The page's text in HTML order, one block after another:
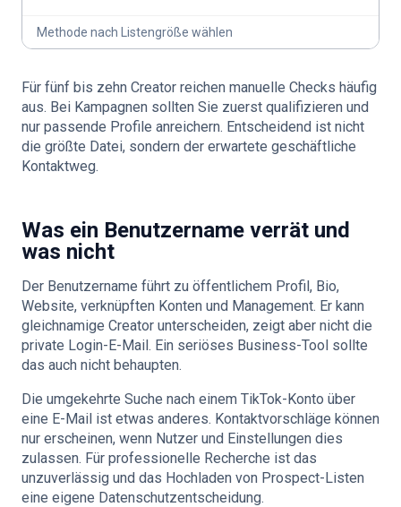
Methode nach Listengröße wählen
Für fünf bis zehn Creator reichen manuelle Checks häufig
aus. Bei Kampagnen sollten Sie zuerst qualifizieren und
nur passende Profile anreichern. Entscheidend ist nicht
die größte Datei, sondern der erwartete geschäftliche
Kontaktweg.
Was ein Benutzername verrät und
was nicht
Der Benutzername führt zu öffentlichem Profil, Bio,
Website, verknüpften Konten und Management. Er kann
gleichnamige Creator unterscheiden, zeigt aber nicht die
private Login-E-Mail. Ein seriöses Business-Tool sollte
das auch nicht behaupten.
Die umgekehrte Suche nach einem TikTok-Konto über
eine E-Mail ist etwas anderes. Kontaktvorschläge können
nur erscheinen, wenn Nutzer und Einstellungen dies
zulassen. Für professionelle Recherche ist das
unzuverlässig und das Hochladen von Prospect-Listen
eine eigene Datenschutzentscheidung.